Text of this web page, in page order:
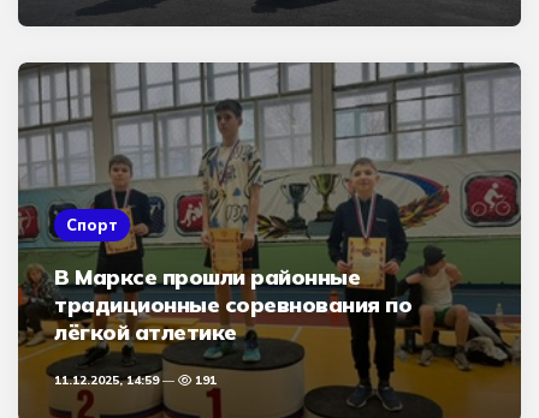
Спорт
В Марксе прошли районные
традиционные соревнования по
лёгкой атлетике
11.12.2025, 14:59 191